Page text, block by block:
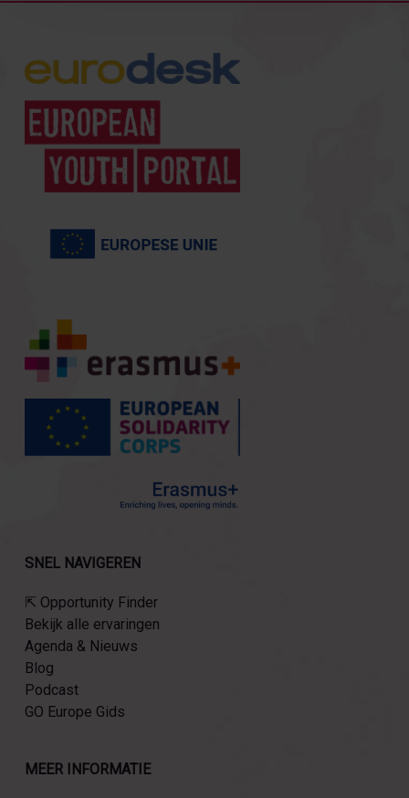
SNEL NAVIGEREN
⇱ Opportunity Finder
Bekijk alle ervaringen
Agenda & Nieuws
Blog
Podcast
GO Europe Gids
MEER INFORMATIE